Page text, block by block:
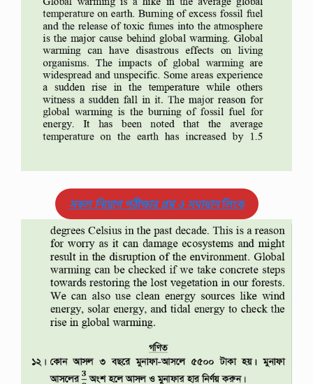
সকল নিয়োগ পরীক্ষার প্রশ্ন ও সমাধানলিংক